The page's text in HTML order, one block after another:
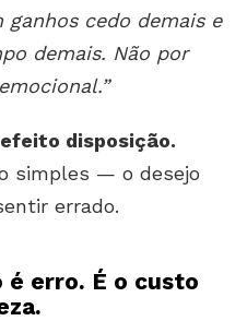
ganhos cedo demais e
demais. Não por
efeito disposição.
simples — o desejo
errado.
erro. É o custo